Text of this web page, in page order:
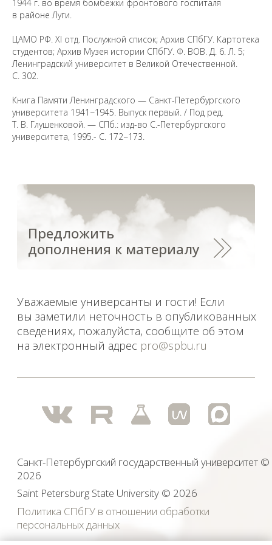
1944 г. во время бомбежки фронтового госпиталя
в районе Луги.
ЦАМО РФ. XI отд. Послужной список; Архив СПбГУ. Картотека
студентов; Архив Музея истории СПбГУ. Ф. ВОВ. Д. 6. Л. 5;
Ленинградский университет в Великой Отечественной.
С. 302.
Книга Памяти Ленинградского — Санкт-Петербургского
университета 1941−1945. Выпуск первый. / Под ред.
Т. В. Глушенковой. — СПб.: изд-во С.-Петербургского
университета, 1995.- С. 172−173.
иностранных агентов, а также организаций, признанных
экстремистскими и запрещенных на территории
Российской Федерации.
Политика СПбГУ в отношении обработки
персональных данных
Saint Petersburg State University© 2026
сведениях, пожалуйста, сообщите об этом
на электронный адрес
Санкт-Петербургский государственный университет©
2026